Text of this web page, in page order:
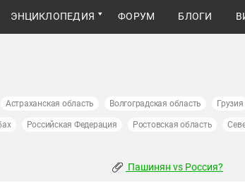
ЭНЦИКЛОПЕДИЯ ФОРУМ БЛОГИ
Астраханская область Волгоградская область Грузия
Российская Федерация Ростовская область
Пашинян vs Россия?